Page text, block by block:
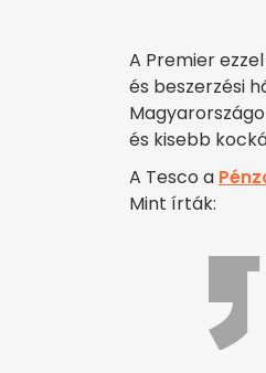
A Premier
és beszerzési
és kisebb
A Tesco a
Mint írták: